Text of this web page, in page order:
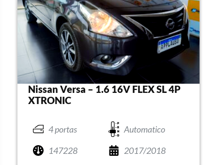
Nissan Versa – 1.6 16V FLEX SL 4P
XTRONIC
4 portas
Automatico
147228
2017/2018